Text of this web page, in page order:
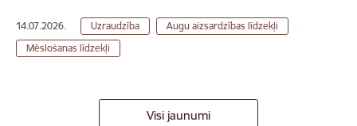
14.07.2026. Uzraudzība
Augu aizsardzības līdzekļi
Mēslošanas līdzekļi
Visi jaunumi